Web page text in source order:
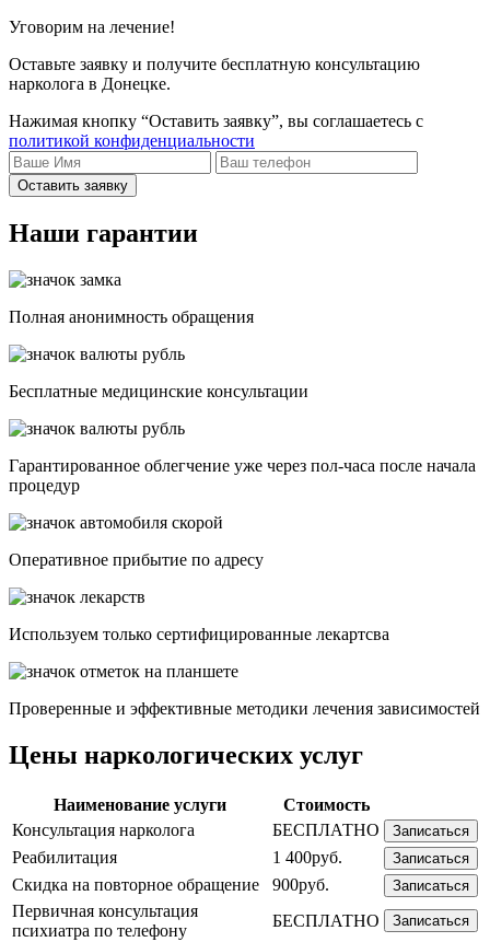
Уговорим на лечение!
Оставьте заявку и получите бесплатную консультацию
нарколога в Донецке.
Нажимая кнопку “Оставить заявку”, вы соглашаетесь с
политикой конфиденциальности
Оставить заявку
Наши гарантии
Полная анонимность обращения
Бесплатные медицинские консультации
Гарантированное облегчение уже через пол-часа после начала
процедур
Опеpативное прибытие по адресу
Используем только сертифицированные лекартсва
Проверенные и эффективные методики лечения зависимостей
Цены наркологических услуг
Наименование услуги
Стоимость
Консультация нарколога
БЕСПЛАТНО Записаться
Реабилитация 1 400руб. Записаться
Скидка на повторное обращение 900руб. Записаться
Первичная консультация
психиатра по телефону
БЕСПЛАТНО Записаться